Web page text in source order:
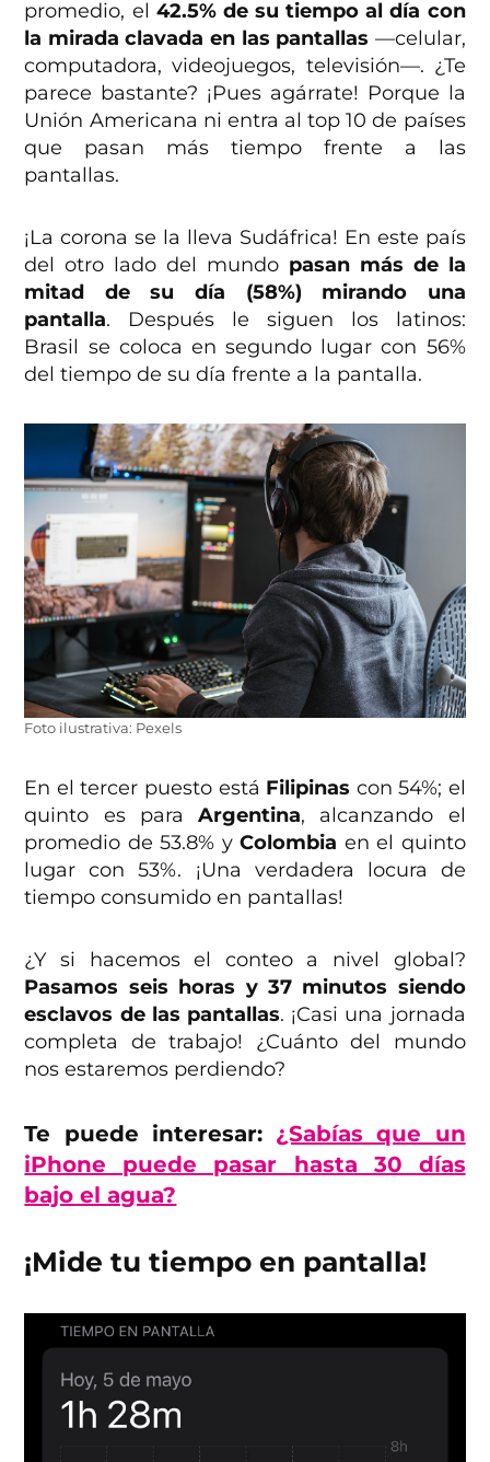
promedio, el 42.5% de su tiempo al día con
la mirada clavada en las pantallas —celular,
computadora, videojuegos, televisión—. ¿Te
parece bastante? ¡Pues agárrate! Porque la
Unión Americana ni entra al top 10 de países
que pasan más tiempo frente a las
pantallas.
¡La corona se la lleva Sudáfrica! En este país
del otro lado del mundo pasan más de la
mitad de su día (58%) mirando una
pantalla. Después le siguen los latinos:
Brasil se coloca en segundo lugar con 56%
del tiempo de su día frente a la pantalla.
Foto ilustrativa: Pexels
En el tercer puesto está Filipinas con 54%; el
quinto es paraArgentina, alcanzando el
promedio de 53.8% yColombia en el quinto
lugar con 53%. ¡Una verdadera locura de
tiempo consumido en pantallas!
¿Y si hacemos el conteo a nivel global?
Pasamos seis horas y 37 minutos siendo
esclavos de las pantallas. ¡Casi una jornada
completa de trabajo! ¿Cuánto del mundo
nos estaremos perdiendo?
Te puede interesar: ¿Sabías que un
iPhone puede pasar hasta 30 días
bajo el agua?
¡Mide tu tiempo en pantalla!